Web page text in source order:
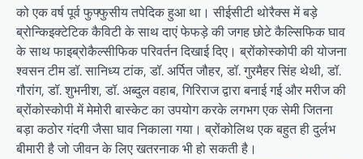
को एक वर्ष पूर्व फुफ्फुसीय तपेदिक हुआ था। सीईसीटी थोरैक्स में बड़े
ब्रोन्किइक्टेटिक कैविटी के साथ दाएं फेफड़े की जगह छोटे कैल्सिफिक घाव
के साथ फाइब्रोकैल्सीफिक परिवर्तन दिखाई दिए। ब्रोंकोस्कोपी की योजना
श्वसन टीम डॉ. सानिध्य टांक, डॉ. अर्पित जौहर, डॉ. गुरमैहर सिंह थेथी, डॉ.
गौरांग, डॉ. शुभनीश, डॉ. अब्दुल वहाब, गिरिराज द्वारा बनाई गई और मरीज की
ब्रोंकोस्कोपी में मेमोरी बास्केट का उपयोग करके लगभग एक सेमी जितना
बड़ा कठोर गंदगी जैसा घाव निकाला गया। ब्रोंकोलिथ एक बहुत ही दुर्लभ
बीमारी है जो जीवन के लिए खतरनाक भी हो सकती है।